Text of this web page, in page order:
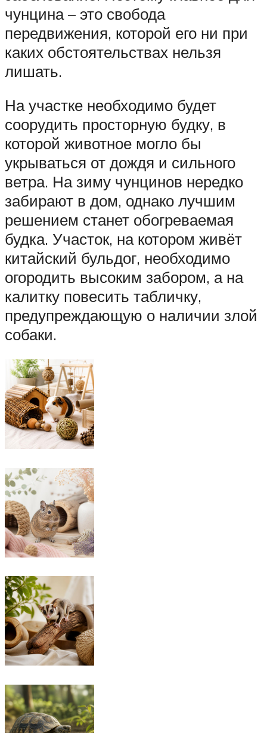
чунцина – это свобода
передвижения, которой его ни при
каких обстоятельствах нельзя
лишать.
На участке необходимо будет
соорудить просторную будку, в
которой животное могло бы
укрываться от дождя и сильного
ветра. На зиму чунцинов нередко
забирают в дом, однако лучшим
решением станет обогреваемая
будка. Участок, на котором живёт
китайский бульдог, необходимо
огородить высоким забором, а на
калитку повесить табличку,
предупреждающую о наличии злой
собаки.